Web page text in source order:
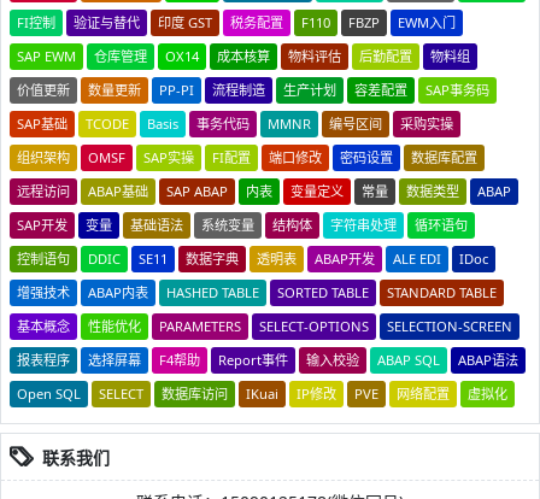
FI控制
验证与替代 印度 GST 税务配置 F110 FBZP
EWM入门
SAP EWM
仓库管理 OX14 成本核算 物料评估 后勤配置
物料组
价值更新
数量更新 PP-PI 流程制造 生产计划 容差配置
SAP事务码
SAP基础
TCODE Basis 事务代码 MMNR 编号区间
采购实操
组织架构
OMSF SAP实操 FI配置 端口修改 密码设置
数据库配置
远程访问
ABAP基础 SAP ABAP 内表 变量定义 常量 数据类型
ABAP
SAP开发
变量 基础语法 系统变量 结构体 字符串处理
循环语句
控制语句
DDIC SE11 数据字典 透明表 ABAP开发 ALE EDI
IDoc
增强技术
ABAP内表 HASHED TABLE SORTED TABLE
STANDARD TABLE
基本概念
性能优化 PARAMETERS SELECT-OPTIONS
SELECTION-SCREEN
报表程序
选择屏幕 F4帮助 Report事件 输入校验 ABAP SQL
ABAP语法
Open SQL
SELECT 数据库访问 IKuai IP修改 PVE 网络配置 虚拟化
联系我们